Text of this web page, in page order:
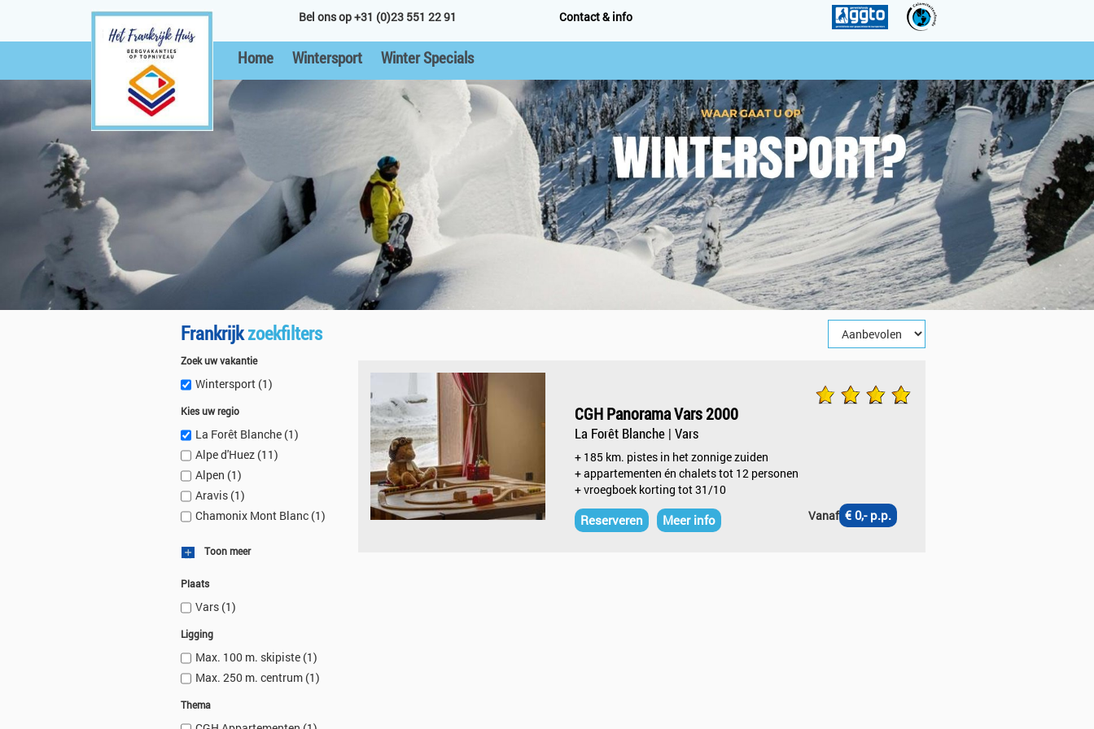
Bel ons op +31 (0)23 551 22 91 Contact & info
Home Wintersport Winter Specials
Frankrijkzoekfilters
Zoek uw vakantie
Wintersport (1)
Kies uw regio
La Forêt Blanche (1)
Alpe d'Huez (11)
Alpen (1)
Aravis (1)
Chamonix Mont Blanc (1)
Toon meer
Plaats
Vars (1)
Ligging
Max. 100 m. skipiste (1)
Max. 250 m. centrum (1)
Thema
CGH Panorama Vars 2000
La Forêt Blanche | Vars
+ 185 km. pistes in het zonnige zuiden
+ appartementen én chalets tot 12 personen
+ vroegboek korting tot 31/10
Reserveren Meer info Vanaf € 0,- p.p.